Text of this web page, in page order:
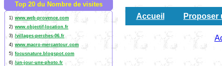
Top 20 du Nombre de visites
1) www.web-provence.com
2) www.objectif-location.fr
3) /villages-perches-06.fr
4) www.macro-mercantour.com
5) focusnature.blogspot.com
6) /un-jour-une-photo.fr
Accueil Proposer